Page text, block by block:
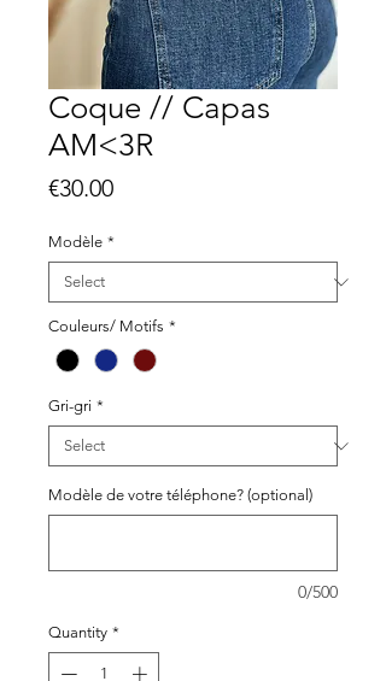
Coque // Capas
AM<3R
€30.00Price
Modèle *
Couleurs/ Motifs *
Gri-gri *
Modèle de votre téléphone? (optional)
0/500
Quantity *